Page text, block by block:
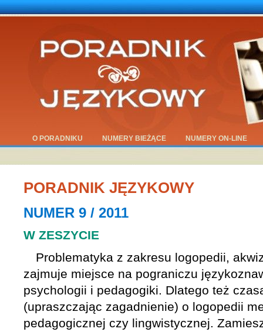
O PORADNIKU NUMERY BIEŻĄCE NUMERY ON-LINE
PORADNIK JĘZYKOWY
NUMER 9 / 2011
W ZESZYCIE
Problematyka z zakresu logopedii,
zajmuje miejsce na pograniczu
psychologii i pedagogiki. Dlatego też
(upraszczając zagadnienie) o logopedii
pedagogicznej czy lingwistycznej.